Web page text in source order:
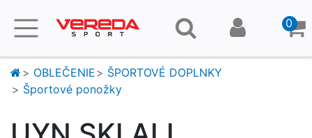
0
OBLEČENIE
ŠPORTOVÉ DOPLNKY
Športové ponožky